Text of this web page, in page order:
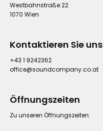
Westbahnstraße 22
1070 Wien
Kontaktieren Sie uns
+43 1 9242362
office@soundcompany.co.at
Öffnungszeiten
Zu unseren Öffnungszeiten.